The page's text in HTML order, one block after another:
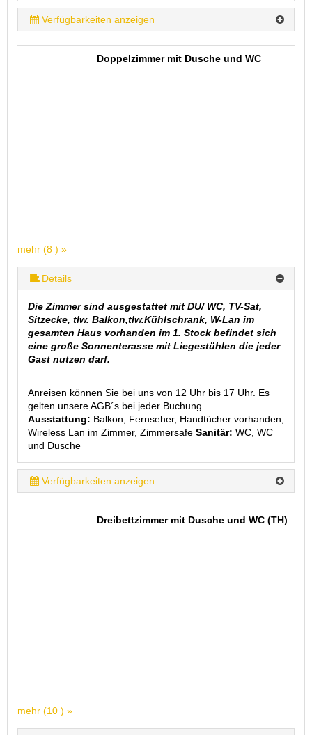
Verfügbarkeiten anzeigen
mehr (8 ) »
mehr (8 ) »
mehr (8 ) »
mehr (8 ) »
mehr (8 ) »
Doppelzimmer mit Dusche und WC
Details
Die Zimmer sind ausgestattet mit DU/ WC, TV-Sat,
Sitzecke, tlw. Balkon,tlw.Kühlschrank, W-Lan im
gesamten Haus vorhanden im 1. Stock befindet sich
eine große Sonnenterasse mit Liegestühlen die jeder
Gast nutzen darf.
Anreisen können Sie bei uns von 12 Uhr bis 17 Uhr. Es
gelten unsere AGB´s bei jeder Buchung
Ausstattung: Balkon, Fernseher, Handtücher vorhanden,
Wireless Lan im Zimmer, Zimmersafe Sanitär: WC, WC
und Dusche
Verfügbarkeiten anzeigen
mehr (10 ) »
Dreibettzimmer mit Dusche und WC (TH)